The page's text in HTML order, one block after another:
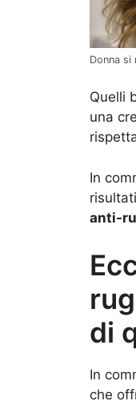
Donna si
Quelli
una
In
anti-
di
In
che